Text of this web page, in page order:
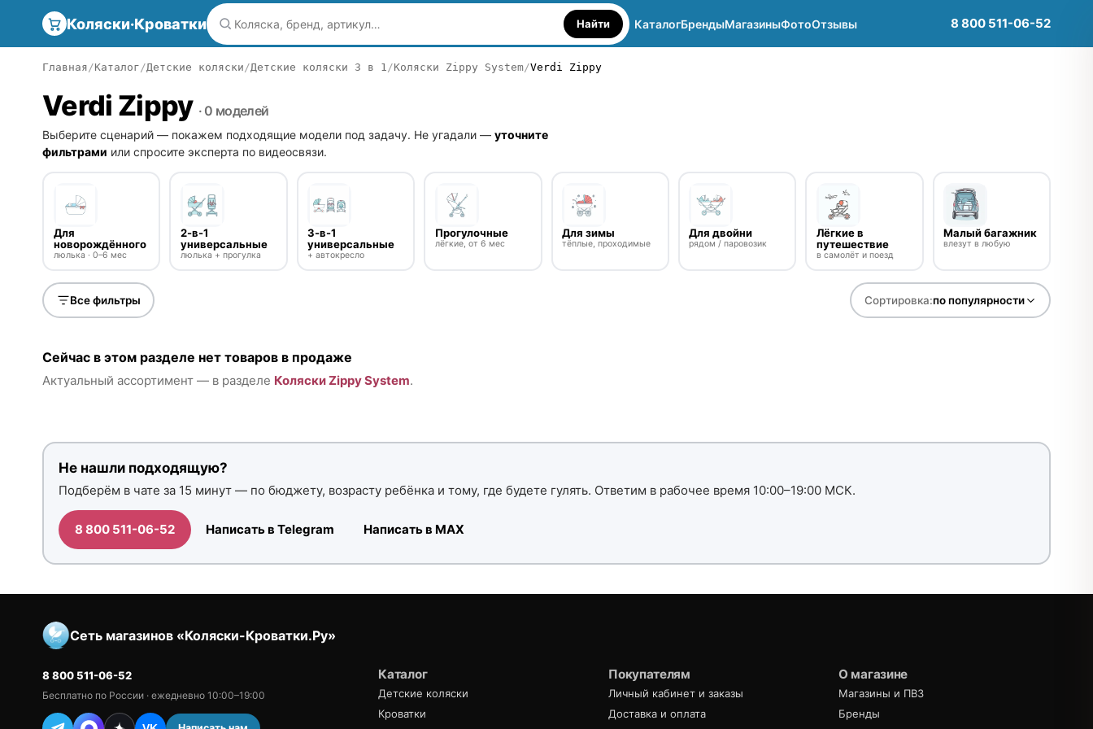
Коляски·Кроватки Найти КаталогБрендыМагазиныФотоОтзывы 8 800 511-06-52
Главная Каталог Детские коляски Детские коляски 3 в 1 Коляски Zippy System Verdi Zippy
Verdi Zippy · 0 моделей
Выберите сценарий — покажем подходящие модели под задачу. Не угадали — уточните
фильтрами или спросите эксперта по видеосвязи.
Для
новорождённого
люлька · 0–6 мес
2-в-1
универсальные
люлька + прогулка
3-в-1
универсальные
+ автокресло
Прогулочные
лёгкие, от 6 мес
Для зимы
тёплые, проходимые
Для двойни
рядом / паровозик
Лёгкие в
путешествие
в самолёт и поезд
Малый багажник
влезут в любую
Все фильтры Сортировка:по популярности
Сейчас в этом разделе нет товаров в продаже
Актуальный ассортимент — в разделе Коляски Zippy System.
Не нашли подходящую?
Подберём в чате за 15 минут — по бюджету, возрасту ребёнка и тому, где будете гулять. Ответим в рабочее время 10:00–19:00 МСК.
8 800 511-06-52 Написать в Telegram Написать в MAX
Сеть магазинов «Коляски-Кроватки.Ру»
8 800 511-06-52
Бесплатно по России · ежедневно 10:00–19:00
Каталог
Детские коляски
Кроватки
Покупателям
Личный кабинет и заказы
Доставка и оплата
О магазине
Магазины и ПВЗ
Бренды